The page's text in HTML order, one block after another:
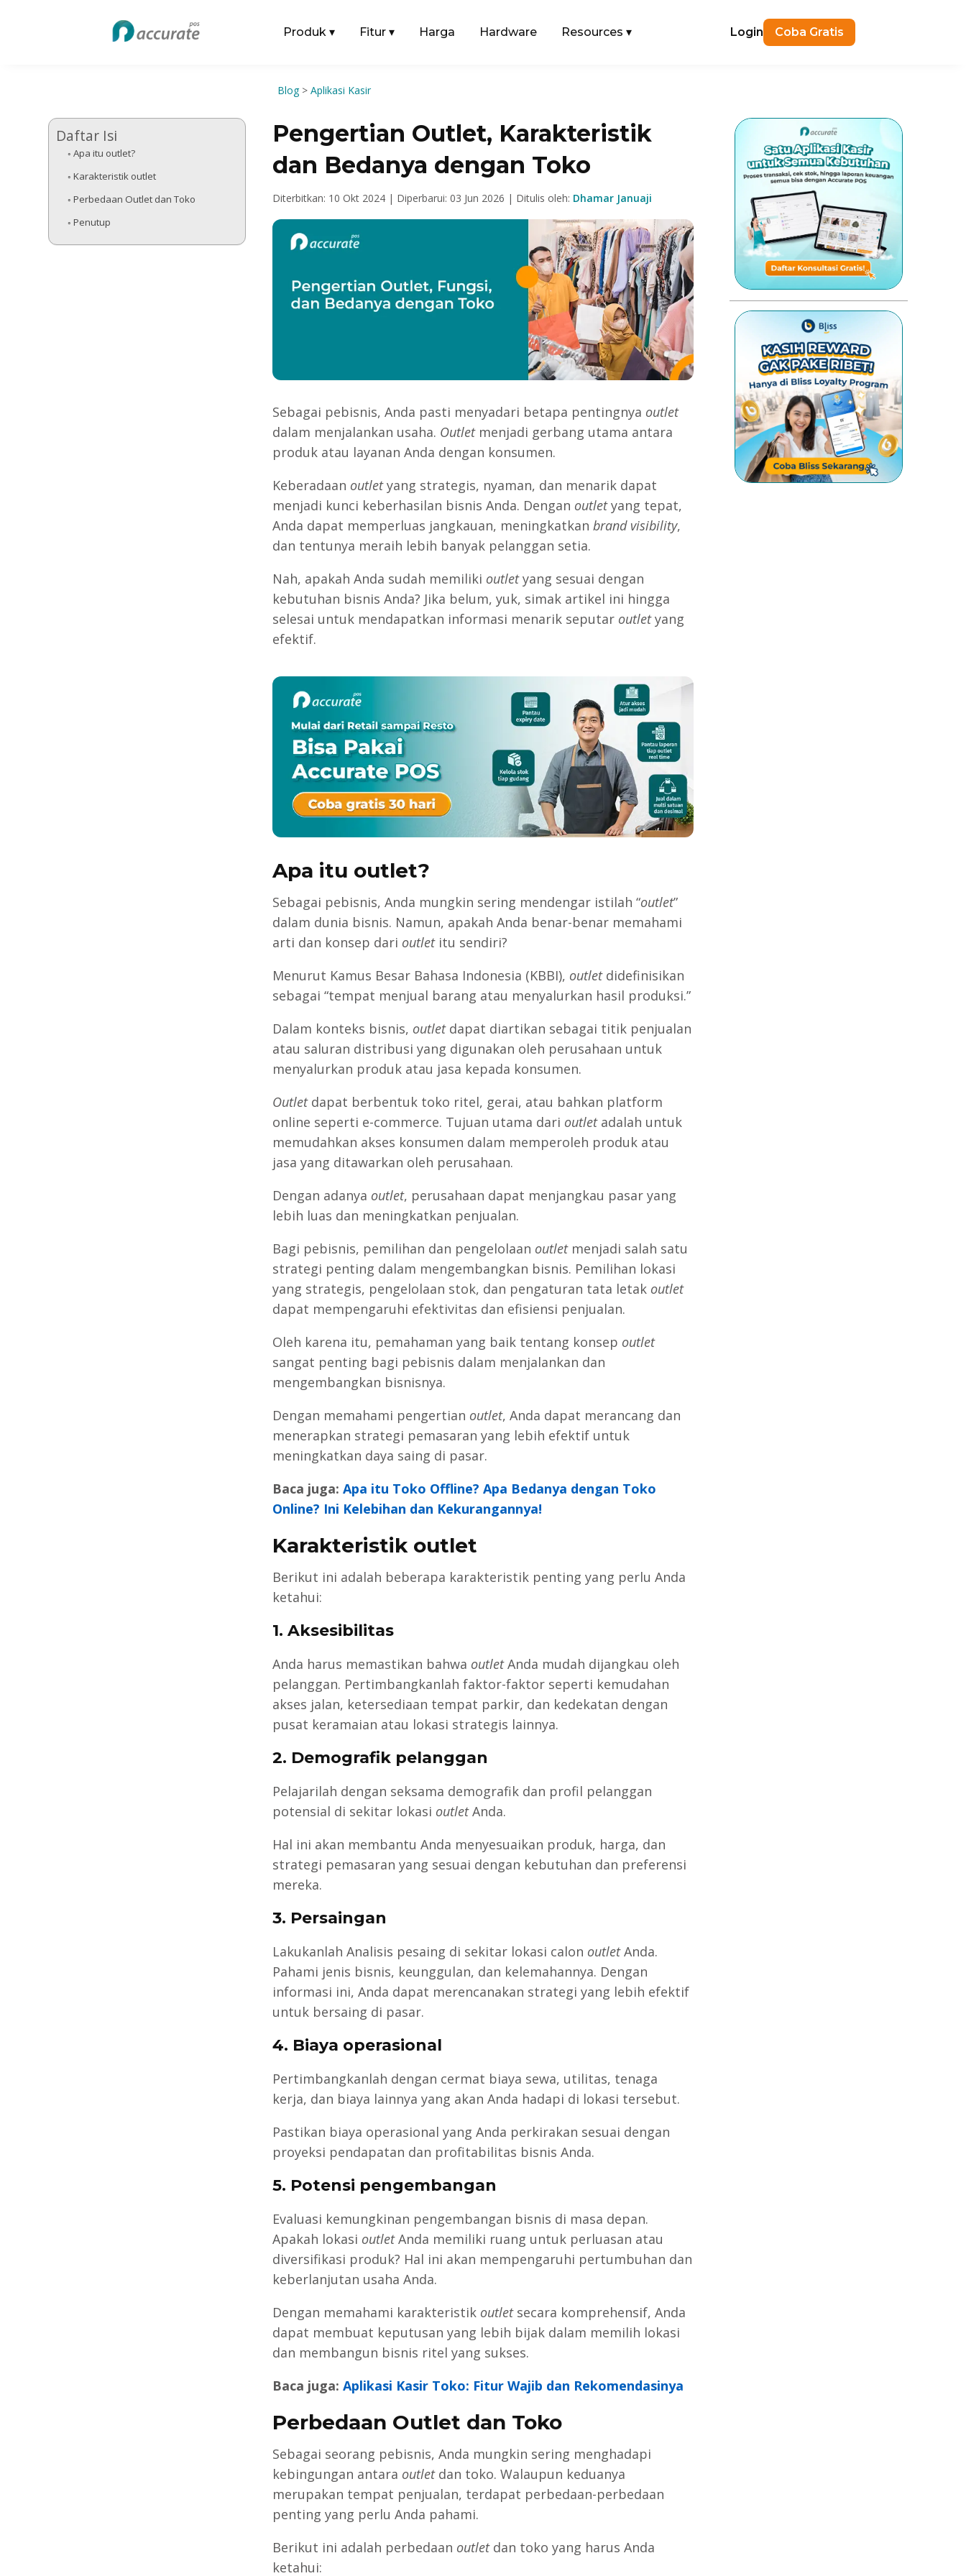
Produk ▾ Fitur ▾ Harga Hardware Resources ▾ Login Coba Gratis
Blog>Aplikasi Kasir
Daftar Isi
Apa itu outlet?
Karakteristik outlet
Perbedaan Outlet dan Toko
Penutup
Pengertian Outlet, Karakteristik
dan Bedanya dengan Toko
Diterbitkan: 10 Okt 2024 | Diperbarui: 03 Jun 2026 | Ditulis oleh: Dhamar Januaji
Sebagai pebisnis, Anda pasti menyadari betapa pentingnya outlet
dalam menjalankan usaha. Outletmenjadi gerbang utama antara
produk atau layanan Anda dengan konsumen.
Keberadaan outletyang strategis, nyaman, dan menarik dapat
menjadi kunci keberhasilan bisnis Anda. Dengan outletyang tepat,
Anda dapat memperluas jangkauan, meningkatkan brand visibility,
dan tentunya meraih lebih banyak pelanggan setia.
Nah, apakah Anda sudah memiliki outletyang sesuai dengan
kebutuhan bisnis Anda? Jika belum, yuk, simak artikel ini hingga
selesai untuk mendapatkan informasi menarik seputar outletyang
efektif.
Apa itu outlet?
Sebagai pebisnis, Anda mungkin sering mendengar istilah “outlet”
dalam dunia bisnis. Namun, apakah Anda benar-benar memahami
arti dan konsep dari outletitu sendiri?
Menurut Kamus Besar Bahasa Indonesia (KBBI), outletdidefinisikan
sebagai “tempat menjual barang atau menyalurkan hasil produksi.”
Dalam konteks bisnis, outletdapat diartikan sebagai titik penjualan
atau saluran distribusi yang digunakan oleh perusahaan untuk
menyalurkan produk atau jasa kepada konsumen.
Outletdapat berbentuk toko ritel, gerai, atau bahkan platform
online seperti e-commerce. Tujuan utama dari outletadalah untuk
memudahkan akses konsumen dalam memperoleh produk atau
jasa yang ditawarkan oleh perusahaan.
Dengan adanya outlet, perusahaan dapat menjangkau pasar yang
lebih luas dan meningkatkan penjualan.
Bagi pebisnis, pemilihan dan pengelolaan outletmenjadi salah satu
strategi penting dalam mengembangkan bisnis. Pemilihan lokasi
yang strategis, pengelolaan stok, dan pengaturan tata letak outlet
dapat mempengaruhi efektivitas dan efisiensi penjualan.
Oleh karena itu, pemahaman yang baik tentang konsep outlet
sangat penting bagi pebisnis dalam menjalankan dan
mengembangkan bisnisnya.
Dengan memahami pengertian outlet, Anda dapat merancang dan
menerapkan strategi pemasaran yang lebih efektif untuk
meningkatkan daya saing di pasar.
Baca juga: Apa itu Toko Offline? Apa Bedanya dengan Toko
Online? Ini Kelebihan dan Kekurangannya!
Karakteristik outlet
Berikut ini adalah beberapa karakteristik penting yang perlu Anda
ketahui:
1. Aksesibilitas
Anda harus memastikan bahwa outletAnda mudah dijangkau oleh
pelanggan. Pertimbangkanlah faktor-faktor seperti kemudahan
akses jalan, ketersediaan tempat parkir, dan kedekatan dengan
pusat keramaian atau lokasi strategis lainnya.
2. Demografik pelanggan
Pelajarilah dengan seksama demografik dan profil pelanggan
potensial di sekitar lokasi outletAnda.
Hal ini akan membantu Anda menyesuaikan produk, harga, dan
strategi pemasaran yang sesuai dengan kebutuhan dan preferensi
mereka.
3. Persaingan
Lakukanlah Analisis pesaing di sekitar lokasi calon outletAnda.
Pahami jenis bisnis, keunggulan, dan kelemahannya. Dengan
informasi ini, Anda dapat merencanakan strategi yang lebih efektif
untuk bersaing di pasar.
4. Biaya operasional
Pertimbangkanlah dengan cermat biaya sewa, utilitas, tenaga
kerja, dan biaya lainnya yang akan Anda hadapi di lokasi tersebut.
Pastikan biaya operasional yang Anda perkirakan sesuai dengan
proyeksi pendapatan dan profitabilitas bisnis Anda.
5. Potensi pengembangan
Evaluasi kemungkinan pengembangan bisnis di masa depan.
Apakah lokasi outletAnda memiliki ruang untuk perluasan atau
diversifikasi produk? Hal ini akan mempengaruhi pertumbuhan dan
keberlanjutan usaha Anda.
Dengan memahami karakteristik outletsecara komprehensif, Anda
dapat membuat keputusan yang lebih bijak dalam memilih lokasi
dan membangun bisnis ritel yang sukses.
Baca juga: Aplikasi Kasir Toko: Fitur Wajib dan Rekomendasinya
Perbedaan Outlet dan Toko
Sebagai seorang pebisnis, Anda mungkin sering menghadapi
kebingungan antara outletdan toko. Walaupun keduanya
merupakan tempat penjualan, terdapat perbedaan-perbedaan
penting yang perlu Anda pahami.
Berikut ini adalah perbedaan outletdan toko yang harus Anda
ketahui: